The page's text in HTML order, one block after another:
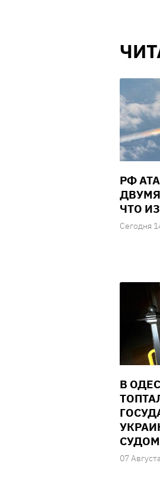
РФ
ЧТО
Сегодня
В
СУДОМ
07